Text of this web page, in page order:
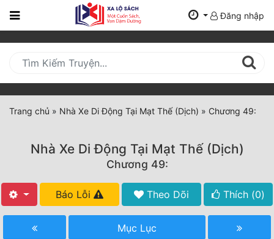
Trang
Mới
Cập
Nhật
(current)
Tất Cả
Đăng nhập
Trang chủ » Nhà Xe Di Động Tại Mạt Thế (Dịch) » Chương 49:
Nhà Xe Di Động Tại Mạt Thế (Dịch)
Chương 49:
Báo Lỗi Theo Dõi Thích (0)
Mục Lục